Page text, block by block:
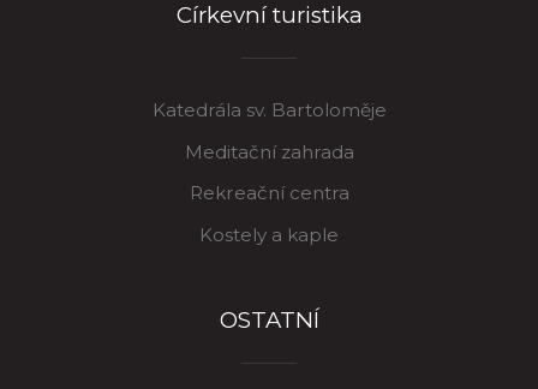
Církevní turistika
Katedrála sv. Bartoloměje
Meditační zahrada
Rekreační centra
Kostely a kaple
OSTATNÍ